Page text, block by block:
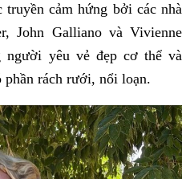
cảm hứng bởi các nhà
John Galliano và Vivienne
người yêu vẻ đẹp cơ thể và
phần rách rưới, nổi loạn.